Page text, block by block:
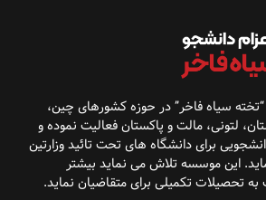
سیاه فاخر” در حوزه کشورهای چین،
لتونی، مالت و پاکستان فعالیت نموده و
برای دانشگاه های تحت تائید وزارتین
این موسسه تلاش می نماید بیشتر
تحصیلات تکمیلی برای متقاضیان نماید.